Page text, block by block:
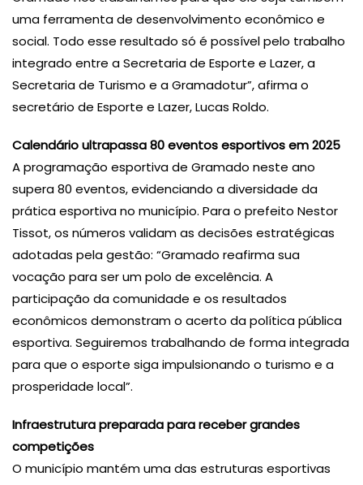
uma ferramenta de desenvolvimento econômico e
social. Todo esse resultado só é possível pelo trabalho
integrado entre a Secretaria de Esporte e Lazer, a
Secretaria de Turismo e a Gramadotur”, afirma o
secretário de Esporte e Lazer, Lucas Roldo.
Calendário ultrapassa 80 eventos esportivos em 2025
A programação esportiva de Gramado neste ano
supera 80 eventos, evidenciando a diversidade da
prática esportiva no município. Para o prefeito Nestor
Tissot, os números validam as decisões estratégicas
adotadas pela gestão: “Gramado reafirma sua
vocação para ser um polo de excelência. A
participação da comunidade e os resultados
econômicos demonstram o acerto da política pública
esportiva. Seguiremos trabalhando de forma integrada
para que o esporte siga impulsionando o turismo e a
prosperidade local”.
Infraestrutura preparada para receber grandes
competições
O município mantém uma das estruturas esportivas